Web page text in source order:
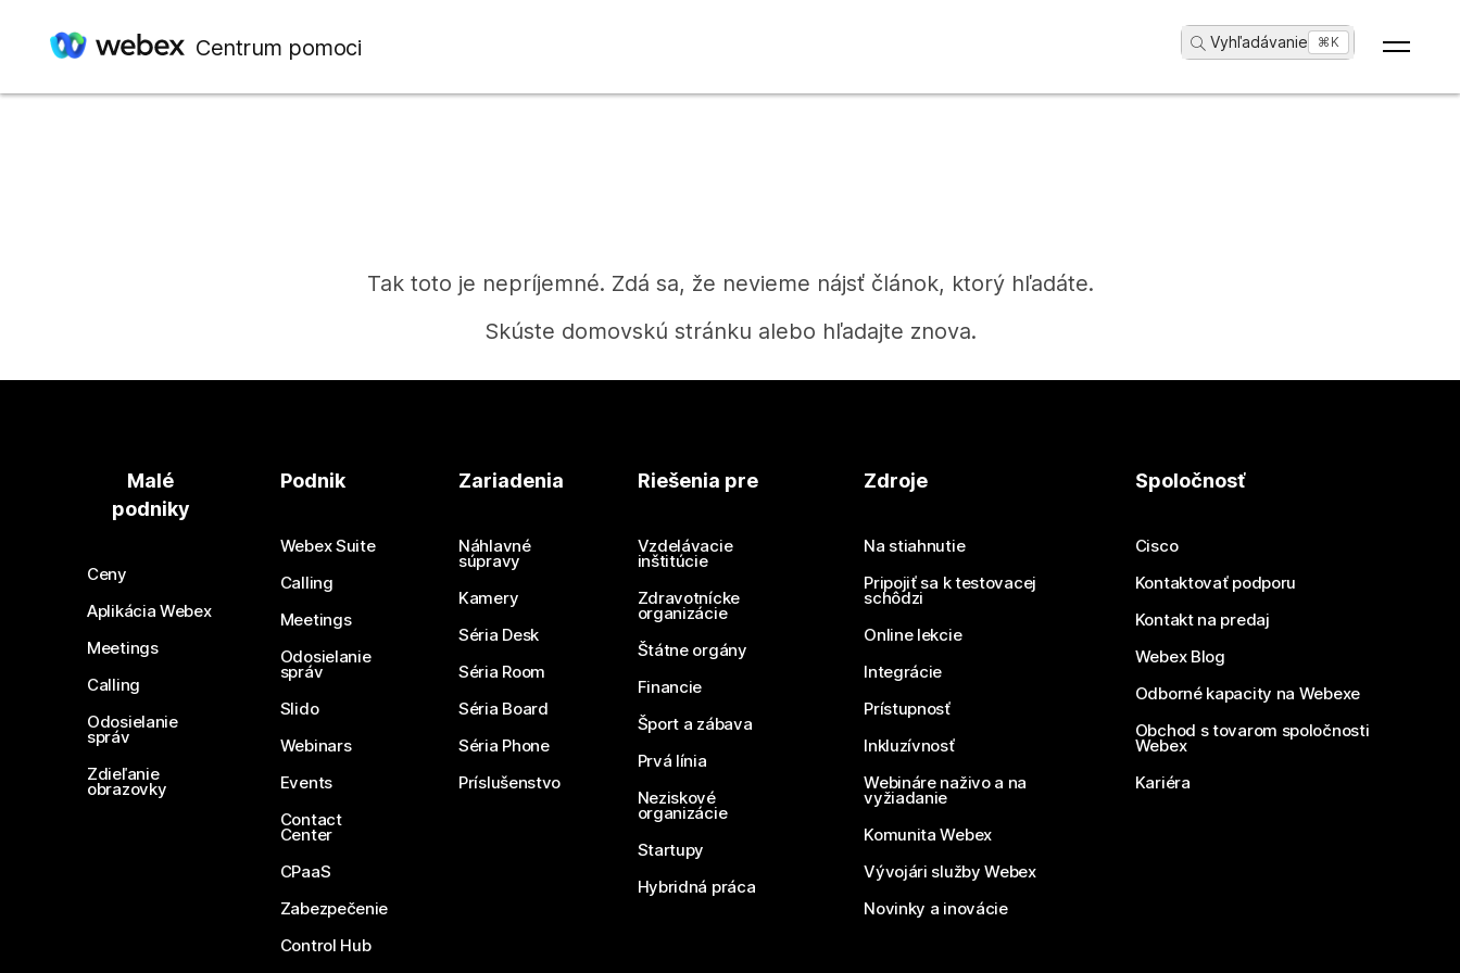
Centrum pomoci Vyhľadávanie ...⌘K
Tak toto je nepríjemné. Zdá sa, že nevieme nájsť článok, ktorý hľadáte.
Skúste domovskú stránku alebo hľadajte znova.
Potrebujete odpoveď?
Odoslať otázku
Malé
podniky
Ceny
Aplikácia Webex
Meetings
Calling
Odosielanie
správ
Zdieľanie
obrazovky
Podnik
Webex Suite
Calling
Meetings
Odosielanie
správ
Slido
Webinars
Events
Contact
Center
CPaaS
Zabezpečenie
Control Hub
Zariadenia
Náhlavné
súpravy
Kamery
Séria Desk
Séria Room
Séria Board
Séria Phone
Príslušenstvo
Riešenia pre
Vzdelávacie
inštitúcie
Zdravotnícke
organizácie
Štátne orgány
Financie
Šport a zábava
Prvá línia
Neziskové
organizácie
Startupy
Hybridná práca
Zdroje
Na stiahnutie
Pripojiť sa k testovacej
schôdzi
Online lekcie
Integrácie
Prístupnosť
Inkluzívnosť
Webináre naživo a na
vyžiadanie
Komunita Webex
Vývojári služby Webex
Novinky a inovácie
Spoločnosť
Cisco
Kontaktovať podporu
Kontakt na predaj
Webex Blog
Odborné kapacity na Webexe
Obchod s tovarom spoločnosti
Webex
Kariéra